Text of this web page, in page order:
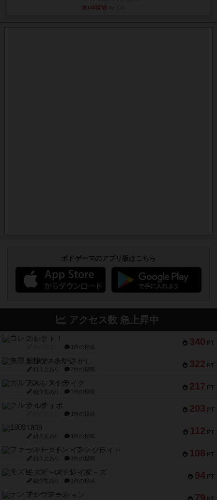
約14時間前
ボドゲーマのアプリ版はこちら
アクセス数 急上昇中
340 PT
コレクト！
1件の投稿
322 PT
無限まちがいさがし
紹介文あり 2件の投稿
217 PT
ガルフストライク
紹介文あり 1件の投稿
203 PT
クルティボ
1件の投稿
112 PT
1809
紹介文あり 1件の投稿
108 PT
ファースト・イン・フライト
紹介文あり 3件の投稿
94 PT
モズビ－ズ・レイダ－ズ
紹介文あり 1件の投稿
79
テンプテーション